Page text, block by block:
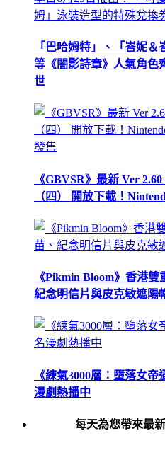
「巴哈姆特」、「峇妮＆
等《闇影詩章》人氣角色
世
《GBVSR》最新 Ver
（四） 開放下載！Nintend
《Pikmin Bloom》香港
紀念明信片與皮克敏遮陽
《練氣3000層：墮落女
漫劇熱播中
每天為您帶來最